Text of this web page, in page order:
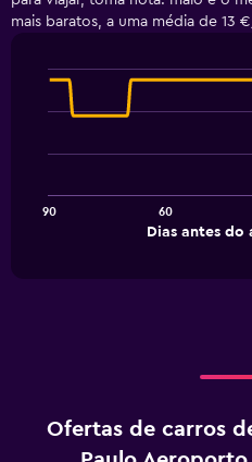
mais baratos, a uma média de 13
chart
The
aluguer.
Range:
graphic.
Dias antes do
90 60
Ofertas de carros